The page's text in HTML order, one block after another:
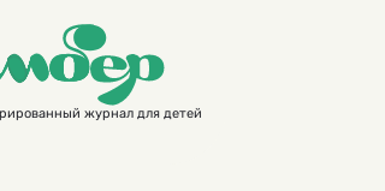
журнал для детей